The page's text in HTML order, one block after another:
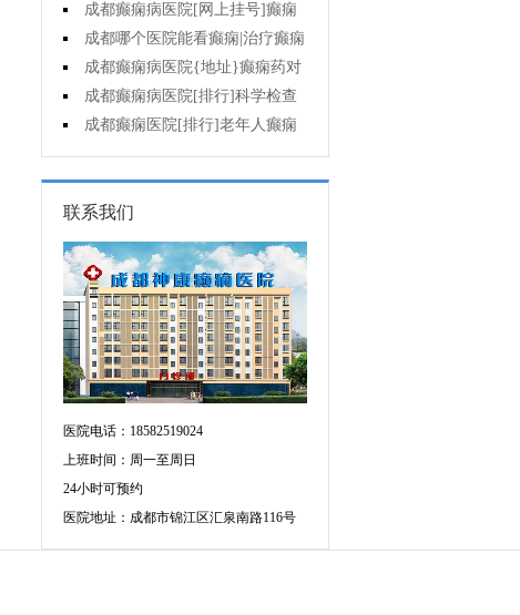
能治疗癫痫吗?
成都癫痫病医院[网上挂号]癫痫
护理的要点是什么?
成都哪个医院能看癫痫|治疗癫痫
有哪些误区?
成都癫痫病医院{地址}癫痫药对
孩子有伤害吗?
成都癫痫病医院[排行]科学检查
癫痫的重要性?
成都癫痫医院[排行]老年人癫痫
发作时应该怎么办?
联系我们
医院电话：18582519024
上班时间：周一至周日
24小时可预约
医院地址：成都市锦江区汇泉南路116号